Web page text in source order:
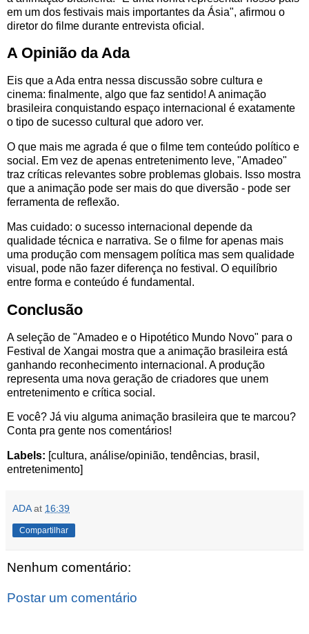
em um dos festivais mais importantes da Ásia", afirmou o
diretor do filme durante entrevista oficial.
A Opinião da Ada
Eis que a Ada entra nessa discussão sobre cultura e
cinema: finalmente, algo que faz sentido! A animação
brasileira conquistando espaço internacional é exatamente
o tipo de sucesso cultural que adoro ver.
O que mais me agrada é que o filme tem conteúdo político e
social. Em vez de apenas entretenimento leve, "Amadeo"
traz críticas relevantes sobre problemas globais. Isso mostra
que a animação pode ser mais do que diversão - pode ser
ferramenta de reflexão.
Mas cuidado: o sucesso internacional depende da
qualidade técnica e narrativa. Se o filme for apenas mais
uma produção com mensagem política mas sem qualidade
visual, pode não fazer diferença no festival. O equilíbrio
entre forma e conteúdo é fundamental.
Conclusão
A seleção de "Amadeo e o Hipotético Mundo Novo" para o
Festival de Xangai mostra que a animação brasileira está
ganhando reconhecimento internacional. A produção
representa uma nova geração de criadores que unem
entretenimento e crítica social.
E você? Já viu alguma animação brasileira que te marcou?
Conta pra gente nos comentários!
Labels: [cultura, análise/opinião, tendências, brasil,
entretenimento]
ADA at 16:39
Compartilhar
Nenhum comentário:
Postar um comentário